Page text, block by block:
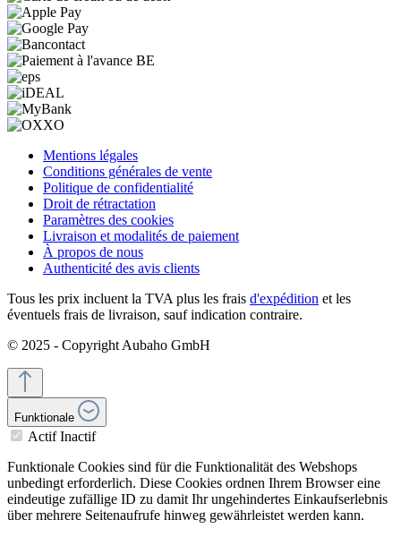
Mentions légales
Conditions générales de vente
Politique de confidentialité
Droit de rétractation
Paramètres des cookies
Livraison et modalités de paiement
À propos de nous
Authenticité des avis clients
Tous les prix incluent la TVA plus les frais d'expédition et les
éventuels frais de livraison, sauf indication contraire.
© 2025 - Copyright Aubaho GmbH
Funktionale
Actif Inactif
Funktionale Cookies sind für die Funktionalität des Webshops
unbedingt erforderlich. Diese Cookies ordnen Ihrem Browser eine
eindeutige zufällige ID zu damit Ihr ungehindertes Einkaufserlebnis
über mehrere Seitenaufrufe hinweg gewährleistet werden kann.